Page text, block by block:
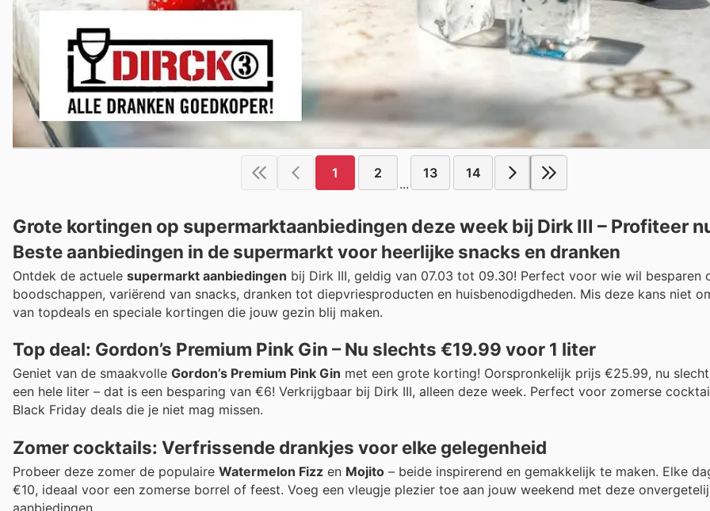
1 2
...
13 14
Grote kortingen op supermarktaanbiedingen deze week bij Dirk III – Profiteer
Beste aanbiedingen in de supermarkt voor heerlijke snacks en dranken
Ontdek de actuele supermarkt aanbiedingen bij Dirk III, geldig van 07.03 tot 09.30! Perfect voor wie wil besparen
boodschappen, variërend van snacks, dranken tot diepvriesproducten en huisbenodigdheden. Mis deze kans niet
van topdeals en speciale kortingen die jouw gezin blij maken.
Top deal: Gordon’s Premium Pink Gin – Nu slechts €19.99 voor 1 liter
Geniet van de smaakvolle Gordon’s Premium Pink Gin met een grote korting! Oorspronkelijk prijs €25.99, nu
een hele liter – dat is een besparing van €6! Verkrijgbaar bij Dirk III, alleen deze week. Perfect voor zomerse
Black Friday deals die je niet mag missen.
Zomer cocktails: Verfrissende drankjes voor elke gelegenheid
Probeer deze zomer de populaire Watermelon Fizz en Mojito – beide inspirerend en gemakkelijk te maken. Elke
€10, ideaal voor een zomerse borrel of feest. Voeg een vleugje plezier toe aan jouw weekend met deze
aanbiedingen.